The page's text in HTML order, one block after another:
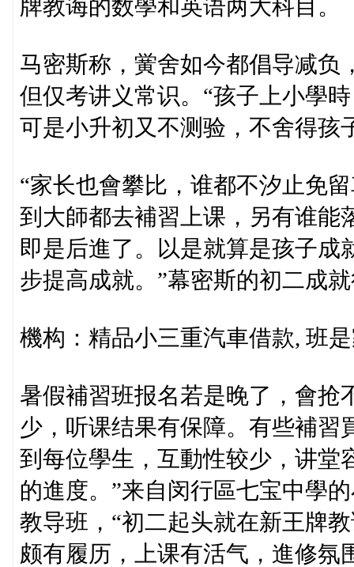
牌教诲的数學和英语两大科目。
马密斯称，黉舍如今都倡导减负
但仅考讲义常识。“孩子上小學
可是小升初又不测验，不舍得孩
“家长也會攀比，谁都不汐止免
到大師都去補習上课，另有谁能
即是后進了。以是就算是孩子成
步提高成就。”幕密斯的初二成
機构：精品小三重汽車借款, 班
暑假補習班报名若是晚了，會抢
少，听课结果有保障。有些補習
到每位學生，互動性较少，讲堂
的進度。”来自闵行區七宝中學
教导班，“初二起头就在新王牌
颇有履历，上课有活气，進修氛